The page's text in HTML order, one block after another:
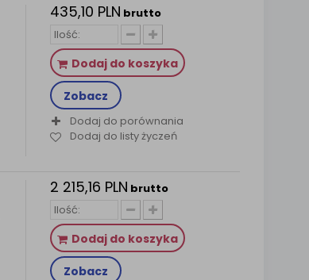
435,10 PLN brutto
Dodaj do koszyka
Zobacz
Dodaj do porównania
Dodaj do listy życzeń
2 215,16 PLN brutto
Dodaj do koszyka
Zobacz